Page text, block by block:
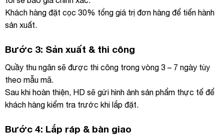
Khách hàng đặt cọc 30% tổng giá trị đơn hàng để tiến hành
sản xuất.
Bước 3: Sản xuất & thi công
Quầy thu ngân sẽ được thi công trong vòng 3 – 7 ngày tùy
theo mẫu mã.
Sau khi hoàn thiện, HD sẽ gửi hình ảnh sản phẩm thực tế để
khách hàng kiểm tra trước khi lắp đặt.
Bước 4: Lắp ráp & bàn giao